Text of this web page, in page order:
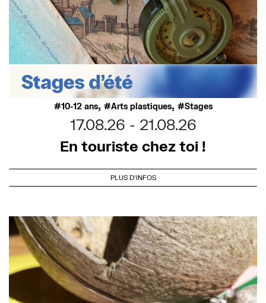
10-12 ans, Arts plastiques, Stages
17.08.26
21.08.26
En touriste chez toi !
PLUS D'INFOS